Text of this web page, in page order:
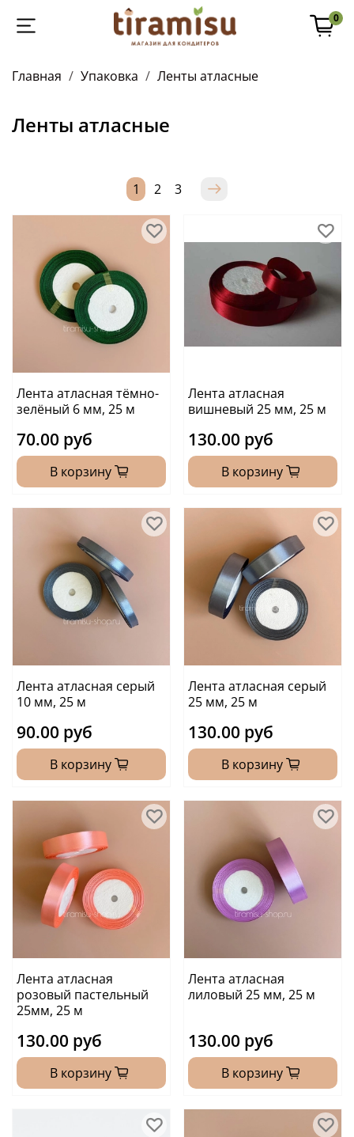
0
Главная Упаковка Ленты атласные
Ленты атласные
1 2 3
Лента атласная тёмно-
зелёный 6 мм, 25 м
70.00 руб
В корзину
Лента атласная
вишневый 25 мм, 25 м
130.00 руб
В корзину
Лента атласная серый
10 мм, 25 м
90.00 руб
В корзину
Лента атласная серый
25 мм, 25 м
130.00 руб
В корзину
Лента атласная
розовый пастельный
25мм, 25 м
130.00 руб
В корзину
Лента атласная
лиловый 25 мм, 25 м
130.00 руб
В корзину